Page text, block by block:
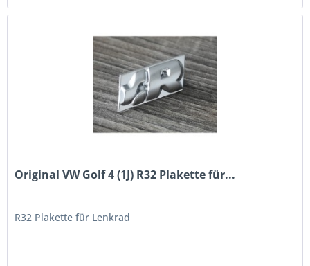
Original VW Golf 4 (1J) R32 Plakette für...
R32 Plakette für Lenkrad